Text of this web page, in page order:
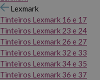
Lexmark
Tinteiros Lexmark 16 e 17
Tinteiros Lexmark 23 e 24
Tinteiros Lexmark 26 e 27
Tinteiros Lexmark 32 e 33
Tinteiros Lexmark 34 e 35
Tinteiros Lexmark 36 e 37